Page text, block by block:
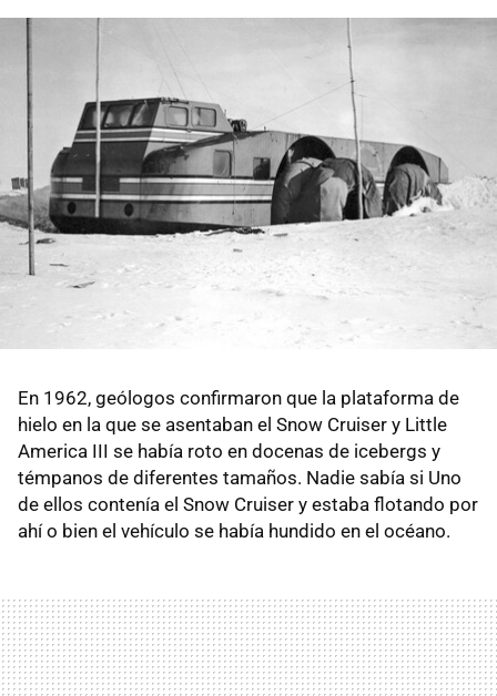
En 1962, geólogos confirmaron que la plataforma de
hielo en la que se asentaban el Snow Cruiser y Little
America III se había roto en docenas de icebergs y
témpanos de diferentes tamaños. Nadie sabía si Uno
de ellos contenía el Snow Cruiser y estaba flotando por
ahí o bien el vehículo se había hundido en el océano.